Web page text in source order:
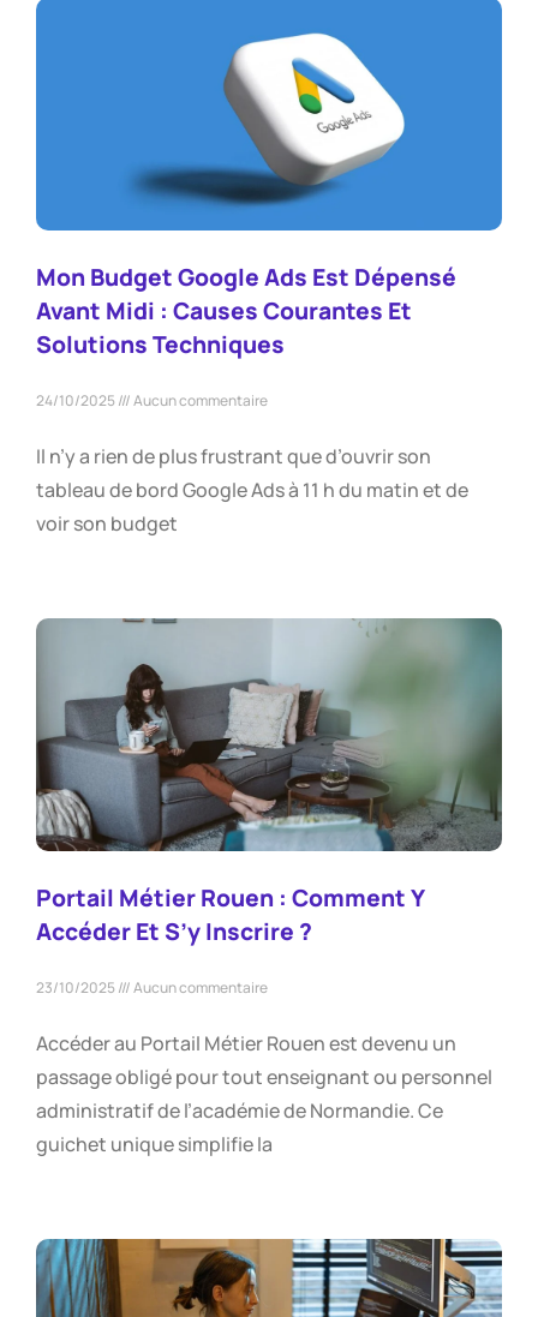
Mon Budget Google Ads Est Dépensé
Avant Midi : Causes Courantes Et
Solutions Techniques
24/10/2025 Aucun commentaire
Il n’y a rien de plus frustrant que d’ouvrir son
tableau de bord Google Ads à 11 h du matin et de
voir son budget
Portail Métier Rouen : Comment Y
Accéder Et S’y Inscrire ?
23/10/2025 Aucun commentaire
Accéder au Portail Métier Rouen est devenu un
passage obligé pour tout enseignant ou personnel
administratif de l’académie de Normandie. Ce
guichet unique simplifie la